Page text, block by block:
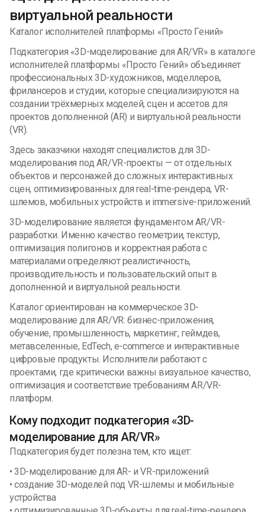
виртуальной реальности
Каталог исполнителей платформы «Просто Гений»
Подкатегория «3D-моделирование для AR/VR» в каталоге
исполнителей платформы «Просто Гений» объединяет
профессиональных 3D-художников, моделлеров,
фрилансеров и студии, которые специализируются на
создании трёхмерных моделей, сцен и ассетов для
проектов дополненной (AR) и виртуальной реальности
(VR).
Здесь заказчики находят специалистов для 3D-
моделирования под AR/VR-проекты — от отдельных
объектов и персонажей до сложных интерактивных
сцен, оптимизированных для real-time-рендера, VR-
шлемов, мобильных устройств и immersive-приложений.
3D-моделирование является фундаментом AR/VR-
разработки. Именно качество геометрии, текстур,
оптимизация полигонов и корректная работа с
материалами определяют реалистичность,
производительность и пользовательский опыт в
дополненной и виртуальной реальности.
Каталог ориентирован на коммерческое 3D-
моделирование для AR/VR: бизнес-приложения,
обучение, промышленность, маркетинг, геймдев,
метавселенные, EdTech, e-commerce и интерактивные
цифровые продукты. Исполнители работают с
проектами, где критически важны визуальное качество,
оптимизация и соответствие требованиям AR/VR-
платформ.
Кому подходит подкатегория «3D-
моделирование для AR/VR»
Подкатегория будет полезна тем, кто ищет:
• 3D-моделирование для AR- и VR-приложений
• создание 3D-моделей под VR-шлемы и мобильные
устройства